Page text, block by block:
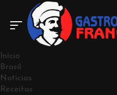
Início
Brasil
Noticias
Receitas